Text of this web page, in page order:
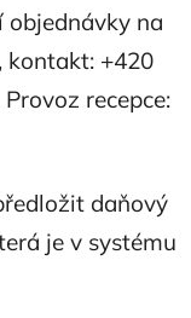
objednávky na
kontakt: +420
recepce:
daňový
je v systému